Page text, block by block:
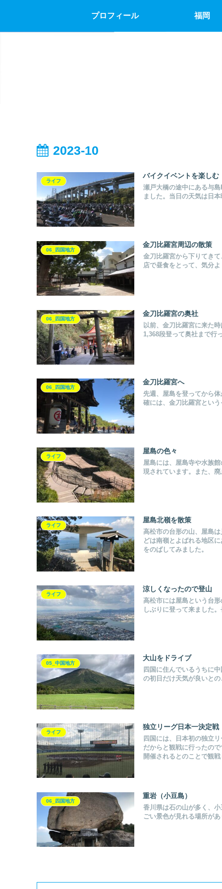
プロフィール 福岡
2023-10
ライフ
バイクイベントを楽しむ
瀬戸大橋の途中にある与
ました。当日の天気は日
06_四国地方
金刀比羅宮周辺の散策
金刀比羅宮から下りてき
店で昼食をとって、気分
06_四国地方
金刀比羅宮の奥社
以前、金刀比羅宮に来た
1,368段登って奥社まで行
06_四国地方
金刀比羅宮へ
先週、屋島を登ってから
確には、金刀比羅宮とい
ライフ
屋島の色々
屋島には、屋島寺や水族
現されています。また、
ライフ
屋島北嶺を散策
高松市の台形の山、屋島
どは南嶺とよばれる地区
をのばしてみました。
ライフ
涼しくなったので登山
高松市には屋島という台
しぶりに登って来ました
05_中国地方
大山をドライブ
四国に住んでいるうちに
の初日だけ天気が良いと
ライフ
独立リーグ日本一決定戦
四国には、日本初の独立
だからと観戦に行ったの
開催されるとのことで観
06_四国地方
重岩（小豆島）
香川県は石の山が多く、
ごい景色が見れる場所が